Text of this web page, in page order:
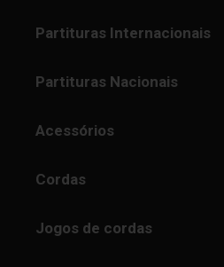
Partituras Internacionais
Partituras Nacionais
Acessórios
Cordas
Jogos de cordas